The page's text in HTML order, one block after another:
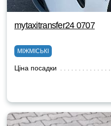
mytaxitransfer24 0707
МІЖМІСЬКІ
Ціна посадки